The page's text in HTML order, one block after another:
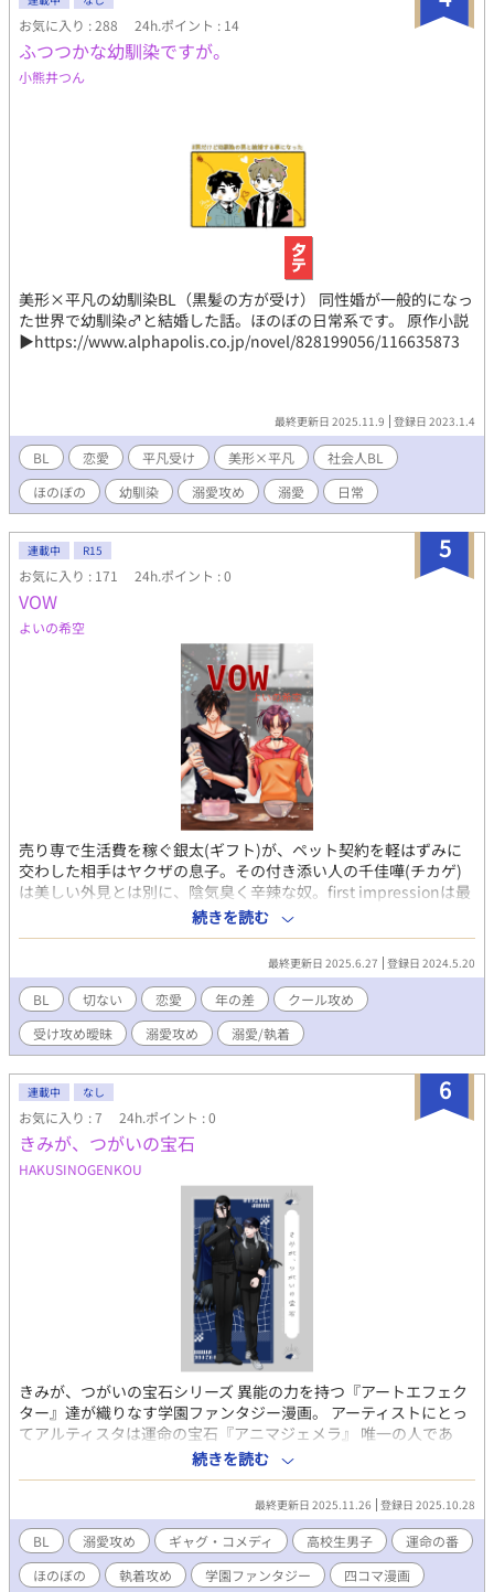
お気に入り : 288 24h.ポイント : 14
ふつつかな幼馴染ですが。
小熊井つん
美形×平凡の幼馴染BL（黒髪の方が受け） 同性婚が一般的になっ
た世界で幼馴染♂と結婚した話。ほのぼの日常系です。 原作小説
▶︎https://www.alphapolis.co.jp/novel/828199056/116635873
最終更新日 2025.11.9 登録日 2023.1.4
BL 恋愛 平凡受け 美形×平凡
社会人BL
ほのぼの
幼馴染 溺愛攻め 溺愛 日常
5
連載中 R15
お気に入り : 171 24h.ポイント : 0
VOW
よいの希空
売り専で生活費を稼ぐ銀太(ギフト)が、ペット契約を軽はずみに
交わした相手はヤクザの息子。その付き添い人の千佳嘩(チカゲ)
は美しい外見とは別に、陰気臭く辛辣な奴。first impressionは最
悪な銀太だか、次第に千佳嘩の心の闇に触れるうちに自分と近い
モノを感じ共感していく。 劣悪ペット認定男×陰気イケ辛辣男
続きを読む
最終更新日 2025.6.27 登録日 2024.5.20
BL 切ない 恋愛 年の差
クール攻め
受け攻め曖昧
溺愛攻め 溺愛/執着
6
連載中 なし
お気に入り : 7 24h.ポイント : 0
きみが、つがいの宝石
HAKUSINOGENKOU
きみが、つがいの宝石シリーズ 異能の力を持つ『アートエフェク
ター』達が織りなす学園ファンタジー漫画。 アーティストにとっ
てアルティスタは運命の宝石『アニマジェメラ』 唯一の人であ
り、運命の番。 【立花×新山編】 周囲にポンコツ、ハズレ枠と言
われている劣等生の新山をバディとして指名してきたのは、学園
内で最優と称される『アーティスト』の立花だった。 しかし模擬
戦当日、立花から戦力外宣言をされてしまう。彼の真意が解らず
困惑する新山。立花はしっかりと思惑があるようだが…？ すれ違
い（笑）から始まる、最優等生×ポンコツ劣等生のドタバタ溺愛
ラブコメ
続きを読む
最終更新日 2025.11.26 登録日 2025.10.28
BL 溺愛攻め ギャグ・コメディ 高校生男子
運命の番
ほのぼの
執着攻め 学園ファンタジー
四コマ漫画